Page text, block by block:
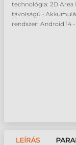
technológia: 2D Area
távolságú •
rendszer: Android 14
LEÍRÁS